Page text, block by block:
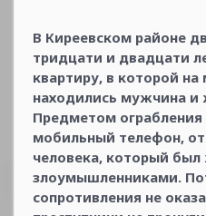
В Киреевском районе
тридцати и двадцати
квартиру, в которой
находились мужчина
Предметом ограбления
мобильный телефон,
человека, который
злоумышленниками.
сопротивления не